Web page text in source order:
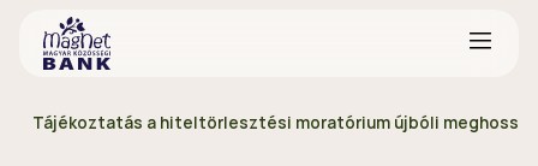
Tájékoztatás a hiteltörlesztési moratórium újbóli